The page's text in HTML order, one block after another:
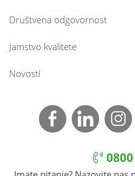
Društvena odgovornost
Jamstvo kvalitete
Novosti